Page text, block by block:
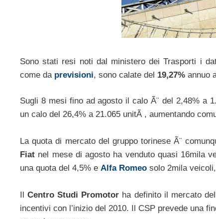
Sono stati resi noti dal ministero dei Trasporti i
come da previsioni, sono calate del 19,27% annuo
Sugli 8 mesi fino ad agosto il calo Ã¨ del 2,48% a
un calo del 26,4% a 21.065 unitÃ , aumentando
La quota di mercato del gruppo torinese Ã¨
Fiat nel mese di agosto ha venduto quasi 16mila
una quota del 4,5% e Alfa Romeo solo 2mila
IlCentro Studi Promotor ha definito il mercato
incentivi con l’inizio del 2010. Il CSP prevede una